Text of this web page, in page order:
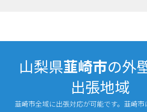
山梨県韮崎市の外
出張地域
韮崎市全域に出張対応が可能です。韮崎市